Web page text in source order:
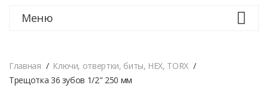
Меню
Главная
Ключи, отвертки, биты, HEX, TORX
Трещотка 36 зубов 1/2" 250 мм